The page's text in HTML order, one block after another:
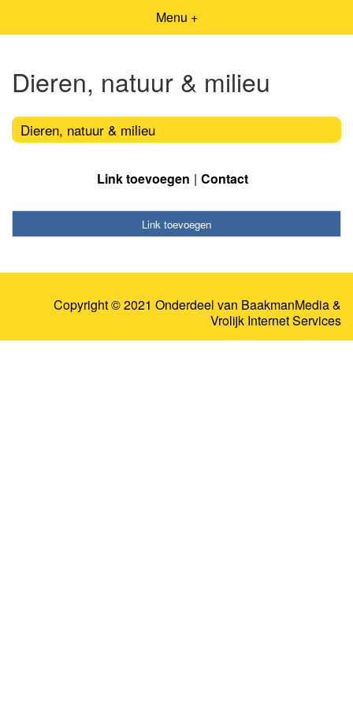
Menu +
Dieren, natuur & milieu
Dieren, natuur & milieu
Link toevoegen Contact
Link toevoegen
Copyright © 2021 Onderdeel van BaakmanMedia&
Vrolijk Internet Services